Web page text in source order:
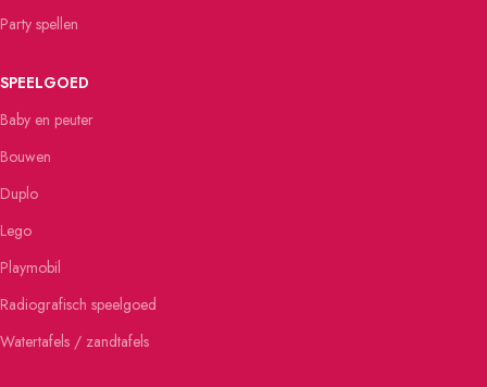
Party spellen
SPEELGOED
Baby en peuter
Bouwen
Duplo
Lego
Playmobil
Radiografisch speelgoed
Watertafels / zandtafels